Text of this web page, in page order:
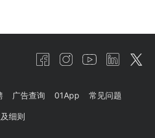
广告查询 01App 常见问题
细则